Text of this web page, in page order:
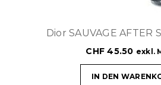
Dior SAUVAGE AFTER
CHF 45.50 exkl.
IN DEN